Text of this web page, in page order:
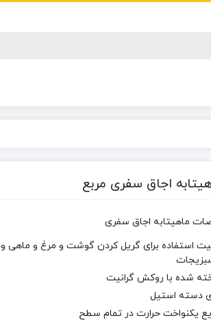
اجاق سفری مربع
ماهیتابه اجاق سفری
استفاده برای گریل کردن گوشت و مرغ و ماهی و
شده با روکش گرانيت
دسته استیل
یکنواخت حرارت در تمام سطح